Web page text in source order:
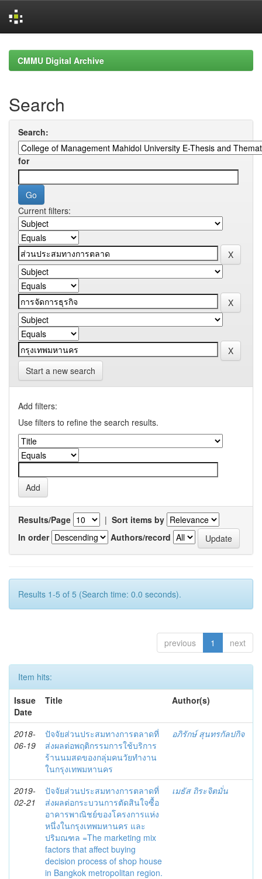
navigationCMMU Digital Archive
Search
Search:
for
Current filters:
Start a new search
Add filters:
Use filters to refine the search results.
Results/Page | Sort items by
In order
Authors/record
Results 1-5 of 5 (Search time: 0.0 seconds).
previous 1 next
Item hits:
Issue
Date
Title Author(s)
2018-
06-19
ปัจจัยส่วนประสมทางการตลาดที่
ส่งผลต่อพฤติกรรมการใช้บริการ
ร้านนมสดของกลุ่มคนวัยทำงาน
ในกรุงเทพมหานคร
อภิรักษ์ สุนทรกัลปกิจ
2019-
02-21
ปัจจัยส่วนประสมทางการตลาดที่
ส่งผลต่อกระบวนการตัดสินใจซื้อ
อาคารพาณิชย์ของโครงการแห่ง
หนึ่งในกรุงเทพมหานคร และ
ปริมณฑล =The marketing mix
factors that affect buying
decision process of shop house
in Bangkok metropolitan region.
เมธัส ถิระจิตมั่น